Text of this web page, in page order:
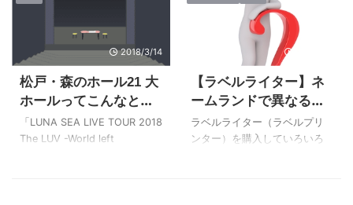
2018/3/14
松戸・森のホール21 大
ホールってこんなとこ
ろ
「LUNA SEA LIVE TOUR 2018
The LUV -World left
【ラベルライター】ネ
ームランドで異なるラ
ベルの連続印刷は可能
なのか検証
ラベルライター（ラベルプリ
ンター）を購入していろいろ